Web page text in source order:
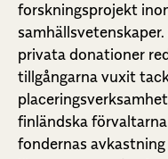
forskningsprojekt
privata donationer
tillgångarna vuxit
finländska
fondernas